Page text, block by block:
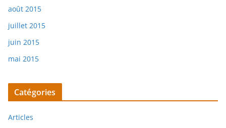
août 2015
juillet 2015
juin 2015
mai 2015
Catégories
Articles